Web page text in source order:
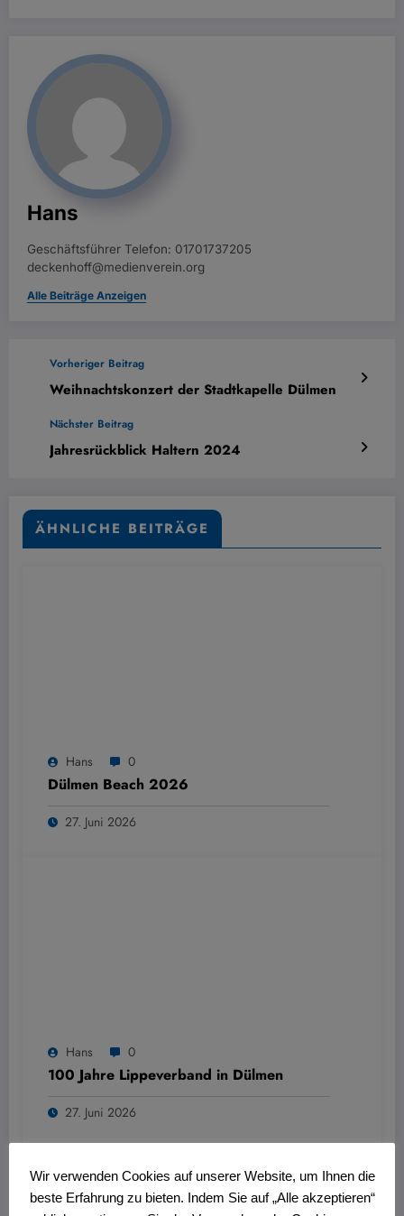
Hans
Geschäftsführer Telefon: 01701737205
deckenhoff@medienverein.org
Alle Beiträge Anzeigen
Vorheriger Beitrag
Weihnachtskonzert der Stadtkapelle Dülmen
Nächster Beitrag
Jahresrückblick Haltern 2024
ÄHNLICHE BEITRÄGE
Hans 0
Dülmen Beach 2026
27. Juni 2026
Hans 0
100 Jahre Lippeverband in Dülmen
27. Juni 2026
Wir verwenden Cookies auf unserer Website, um Ihnen die
beste Erfahrung zu bieten. Indem Sie auf „Alle akzeptieren“